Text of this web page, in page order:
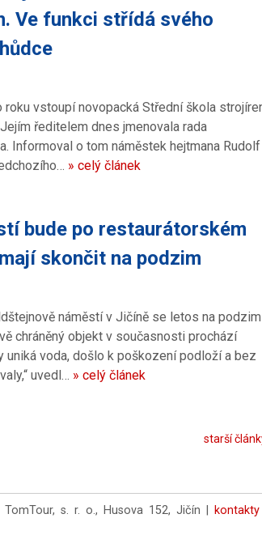
Ve funkci střídá svého
roku vstoupí novopacká Střední škola
ředitelem dnes jmenovala rada
Informoval o tom náměstek hejtmana Rudolf
» celý článek
bude po restaurátorském
skončit na podzim
náměstí v Jičíně se letos na podzim
chráněný objekt v současnosti prochází
uniká voda, došlo k poškození podloží a bez
uvedl… » celý článek
starší
s. r. o., Husova 152, Jičín | kontakty